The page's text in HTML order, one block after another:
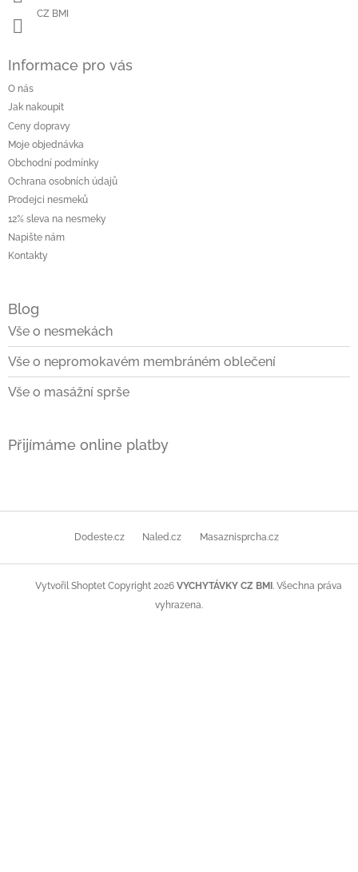
CZ BMI
Informace pro vás
O nás
Jak nakoupit
Ceny dopravy
Moje objednávka
Obchodní podmínky
Ochrana osobních údajů
Prodejci nesmeků
12% sleva na nesmeky
Napište nám
Kontakty
Blog
Vše o nesmekách
Vše o nepromokavém membráném oblečení
Vše o masážní sprše
Přijímáme online platby
Dodeste.cz Naled.cz Masaznisprcha.cz
Vytvořil Shoptet Copyright 2026 VYCHYTÁVKY CZ BMI . Všechna práva
vyhrazena.